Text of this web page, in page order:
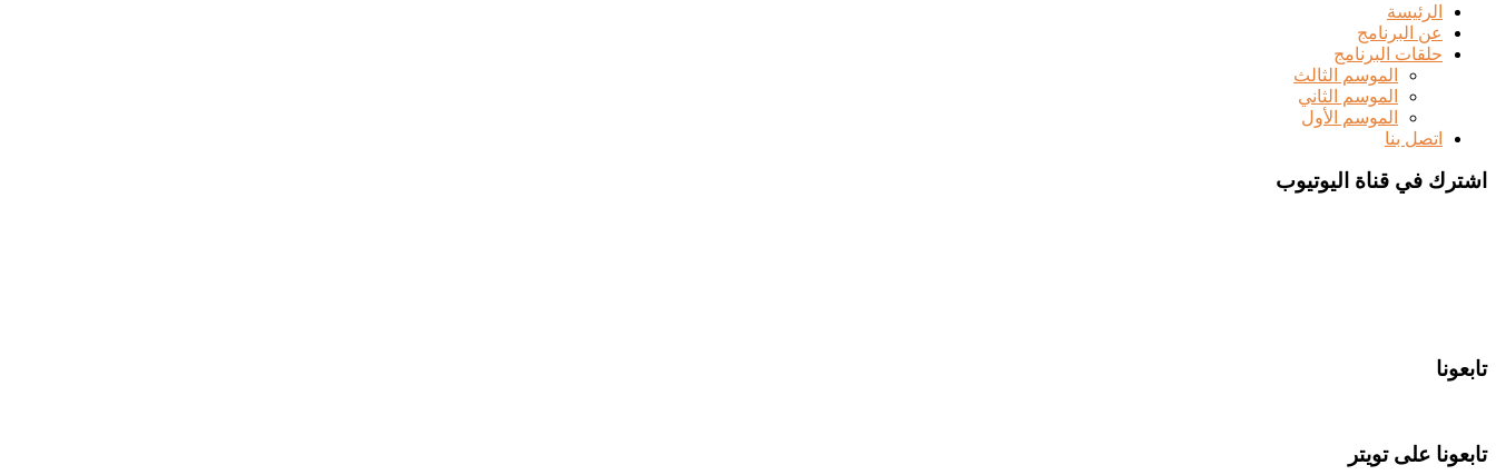
الرئيسة
عن البرنامج
حلقات البرنامج
الموسم الثالث
الموسم الثاني
الموسم الأول
اتصل بنا
اشترك في قناة اليوتيوب
تابعونا
تابعونا على تويتر